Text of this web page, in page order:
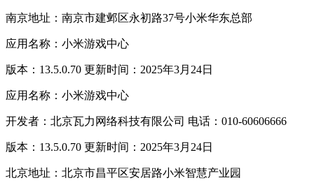
南京地址：南京市建邺区永初路37号小米华东总部
应用名称：小米游戏中心
版本：13.5.0.70 更新时间：2025年3月24日
应用名称：小米游戏中心
开发者：北京瓦力网络科技有限公司 电话：010-60606666
版本：13.5.0.70 更新时间：2025年3月24日
北京地址：北京市昌平区安居路小米智慧产业园